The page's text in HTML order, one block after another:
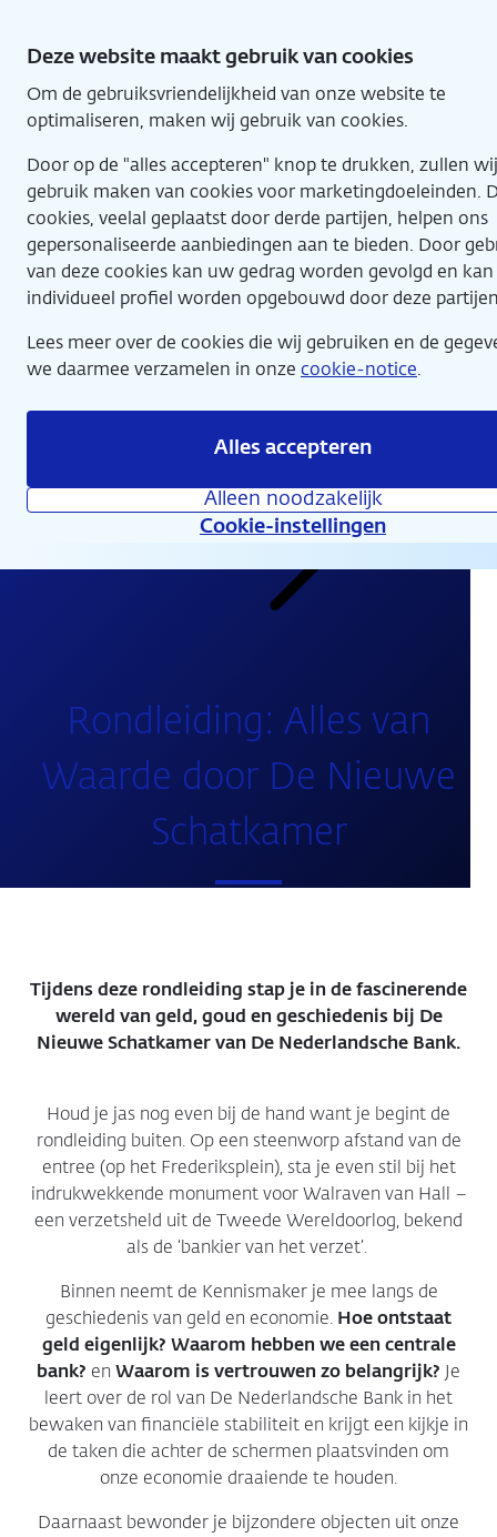
hoofdinhoud
Deze website maakt gebruik van cookies
Om de gebruiksvriendelijkheid van onze website te
optimaliseren, maken wij gebruik van cookies.
Door op de "alles accepteren" knop te drukken, zullen
gebruik maken van cookies voor marketingdoeleinden.
cookies, veelal geplaatst door derde partijen, helpen ons
gepersonaliseerde aanbiedingen aan te bieden. Door
van deze cookies kan uw gedrag worden gevolgd en kan
individueel profiel worden opgebouwd door deze
Lees meer over de cookies die wij gebruiken en de
we daarmee verzamelen in onze cookie-notice.
Alles accepteren
Alleen noodzakelijk
Cookie-instellingen
Rondleiding: Alles van
Waarde door De Nieuwe
Schatkamer
Tijdens deze rondleiding stap je in de fascinerende
wereld van geld, goud en geschiedenis bij De
Nieuwe Schatkamer van De Nederlandsche Bank.
Houd je jas nog even bij de hand want je begint de
rondleiding buiten. Op een steenworp afstand van de
entree (op het Frederiksplein), sta je even stil bij het
indrukwekkende monument voor Walraven van Hall –
een verzetsheld uit de Tweede Wereldoorlog, bekend
als de ‘bankier van het verzet’.
Binnen neemt de Kennismaker je mee langs de
geschiedenis van geld en economie. Hoe ontstaat
geld eigenlijk? Waarom hebben we een centrale
bank? en Waarom is vertrouwen zo belangrijk? Je
leert over de rol van De Nederlandsche Bank in het
bewaken van financiële stabiliteit en krijgt een kijkje in
de taken die achter de schermen plaatsvinden om
onze economie draaiende te houden.
Daarnaast bewonder je bijzondere objecten uit onze